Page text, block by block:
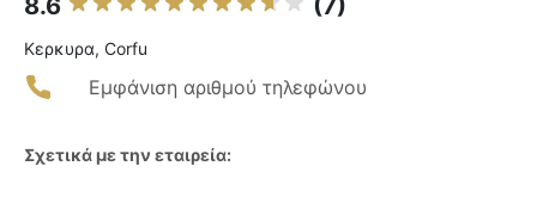
8.6 (7)
Κερκυρα, Corfu
Εμφάνιση αριθμού τηλεφώνου
Σχετικά με την εταιρεία: